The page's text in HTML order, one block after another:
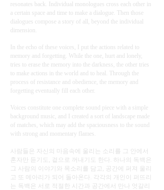
resonates back. Individual monologues cross each other in
a certain space and time to make a dialogue. Then those
dialogues compose a story of all, beyond the individual
dimension.
In the echo of these voices, I put the actions related to
memory and forgetting. While the one, hurt and lonely,
tries to erase the memory into the darkness, the other tries
to make actions in the world and to heal. Through the
process of resistance and obedience, the memory and
forgetting eventually fill each other.
Voices constitute one complete sound piece with a simple
background music, and I created a sort of landscape made
of matches, which may add the spaciousness to the sound
with strong and momentary flames.
사람들은 자신의 마음속에 울리는 소리를 그 안에서
혼자만 듣기도, 겉으로 꺼내기도 한다. 하나의 독백은
그 사람의 이야기와 목소리를 담고, 공간에 퍼져 울리
고 또 메아리가 되어 돌아온다. 각각의 개인이 퍼뜨리
는 독백은 서로 적절한 시간과 공간에서 만나 엇갈리